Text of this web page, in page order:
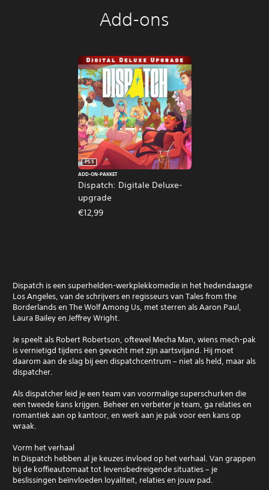
Add-ons
Dispatch: Digitale Deluxe-
upgrade
PS5
ADD-ON-PAKKET
€12,99
Dispatch is een superhelden-werkplekkomedie in het hedendaagse
Los Angeles, van de schrijvers en regisseurs van Tales from the
Borderlands en The Wolf Among Us, met sterren als Aaron Paul,
Laura Bailey en Jeffrey Wright.
Je speelt als Robert Robertson, oftewel Mecha Man, wiens mech-pak
is vernietigd tijdens een gevecht met zijn aartsvijand. Hij moet
daarom aan de slag bij een dispatchcentrum – niet als held, maar als
dispatcher.
Als dispatcher leid je een team van voormalige superschurken die
een tweede kans krijgen. Beheer en verbeter je team, ga relaties en
romantiek aan op kantoor, en werk aan je pak voor een kans op
wraak.
Vorm het verhaal
In Dispatch hebben al je keuzes invloed op het verhaal. Van grappen
bij de koffieautomaat tot levensbedreigende situaties – je
beslissingen beïnvloeden loyaliteit, relaties en jouw pad.